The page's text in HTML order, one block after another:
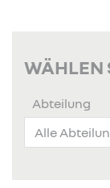
WÄHLEN
Abteilung